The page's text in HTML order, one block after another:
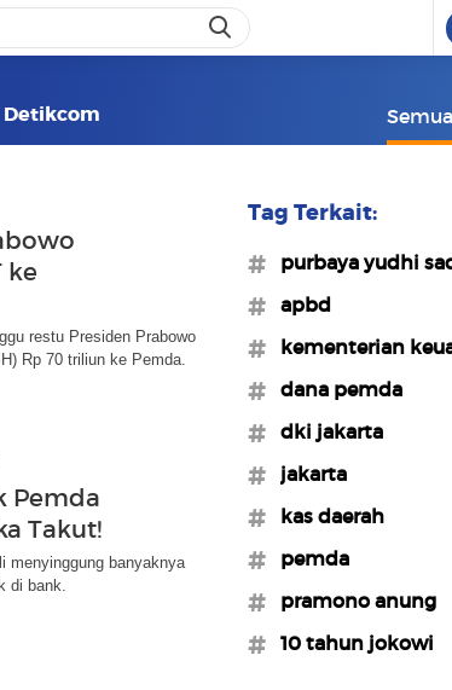
Detikcom
ke
restu Presiden Prabowo
Rp 70 triliun ke Pemda.
Pemda
Takut!
menyinggung banyaknya
di bank.
Tag Terkait:
#purbaya yudhi
#apbd
#kementerian
#dana pemda
#dki jakarta
#jakarta
#kas daerah
#pemda
#pramono anung
#10 tahun jokowi